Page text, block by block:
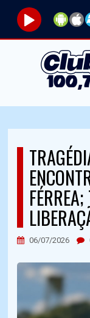
06/07/2026